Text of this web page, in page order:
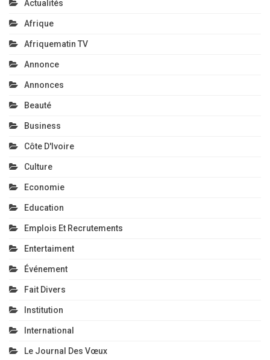
Actualités
Afrique
Afriquematin TV
Annonce
Annonces
Beauté
Business
Côte D'Ivoire
Culture
Economie
Education
Emplois Et Recrutements
Entertaiment
Événement
Fait Divers
Institution
International
Le Journal Des Vœux